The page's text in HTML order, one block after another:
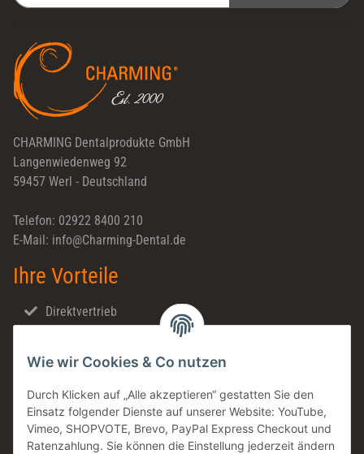
Wie wir Cookies & Co nutzen
Durch Klicken auf „Alle akzeptieren“ gestatten Sie den
Einsatz folgender Dienste auf unserer Website: YouTube,
Vimeo, SHOPVOTE, Brevo, PayPal Express Checkout und
Ratenzahlung. Sie können die Einstellung jederzeit ändern
CHARMING Dentalprodukte GmbH
Langenwiedenweg 92
59457 Werl - Deutschland
Telefon: 02922 8400 210
E-Mail: info@Charming-Dental.de
Ihre Vorteile
Direktvertrieb
Made in Germany
Familienunternehmen
Zahntechnische Beratung
DE & AT Versandkostenfrei ab 200 € / netto